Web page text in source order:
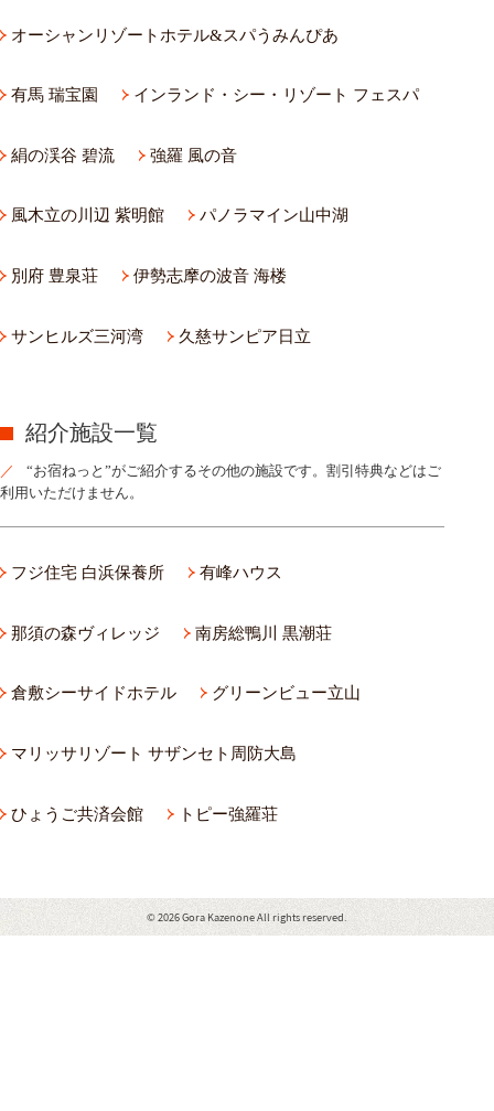
オーシャンリゾートホテル&スパうみんぴあ
有馬 瑞宝園 インランド・シー・リゾート フェスパ
絹の渓谷 碧流 強羅 風の音
風木立の川辺 紫明館 パノラマイン山中湖
別府 豊泉荘 伊勢志摩の波音 海楼
サンヒルズ三河湾 久慈サンピア日立
紹介施設一覧
“お宿ねっと”がご紹介するその他の施設です。割引特典などはご
利用いただけません。
フジ住宅 白浜保養所 有峰ハウス
那須の森ヴィレッジ 南房総鴨川 黒潮荘
倉敷シーサイドホテル グリーンビュー立山
マリッサリゾート サザンセト周防大島
ひょうご共済会館 トピー強羅荘
© 2026 Gora Kazenone All rights reserved.